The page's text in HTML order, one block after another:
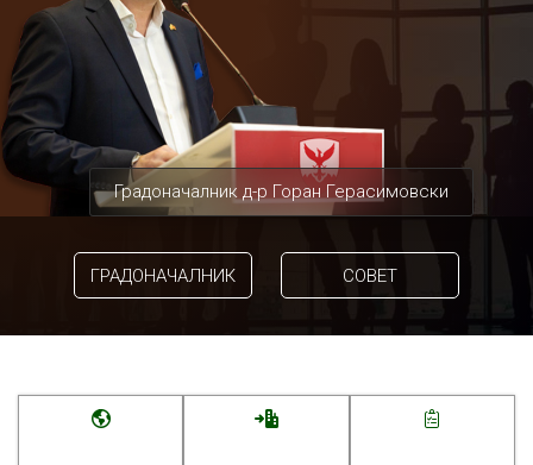
Градоначалник д-р Горан Герасимовски
ГРАДОНАЧАЛНИК СОВЕТ